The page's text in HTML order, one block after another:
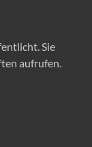
Sie
aufrufen.